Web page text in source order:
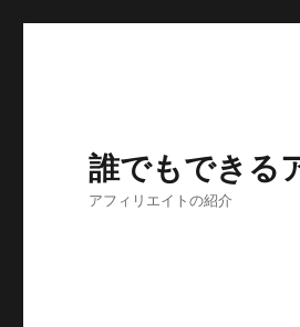
誰でもできる
アフィリエイトの紹介